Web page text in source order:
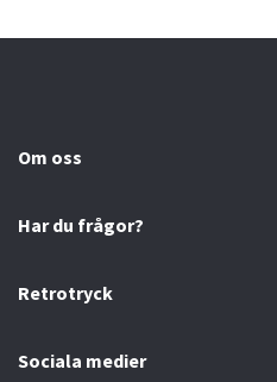
Om oss
Har du frågor?
Retrotryck
Sociala medier